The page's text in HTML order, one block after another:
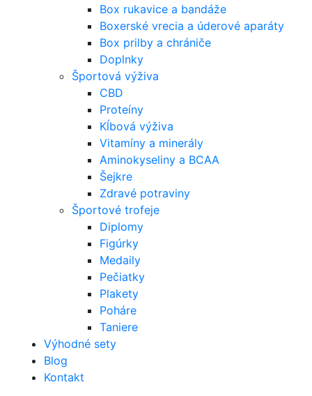
Box rukavice a bandáže
Boxerské vrecia a úderové aparáty
Box prilby a chrániče
Doplnky
Športová výživa
CBD
Proteíny
Kĺbová výživa
Vitamíny a minerály
Aminokyseliny a BCAA
Šejkre
Zdravé potraviny
Športové trofeje
Diplomy
Figúrky
Medaily
Pečiatky
Plakety
Poháre
Taniere
Výhodné sety
Blog
Kontakt